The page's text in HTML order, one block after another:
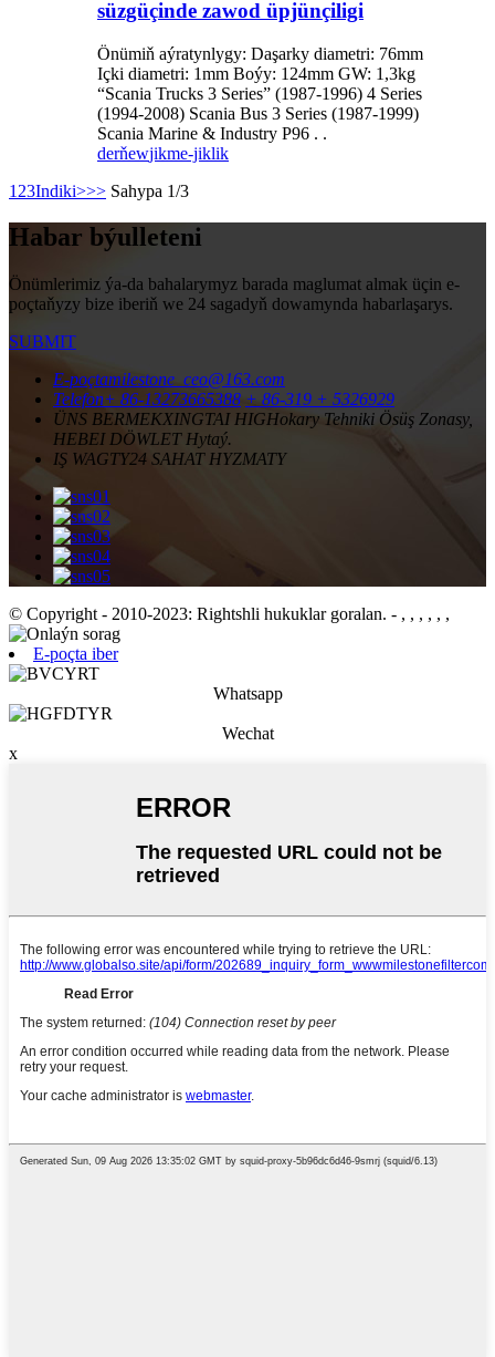
süzgüçinde zawod üpjünçiligi
Önümiň aýratynlygy: Daşarky diametri: 76mm
Içki diametri: 1mm Boýy: 124mm GW: 1,3kg
“Scania Trucks 3 Series” (1987-1996) 4 Series
(1994-2008) Scania Bus 3 Series (1987-1999)
Scania Marine & Industry P96 . .
derňewjikme-jiklik
1 23Indiki>>> Sahypa 1/3
Habar býulleteni
Önümlerimiz ýa-da bahalarymyz barada maglumat almak üçin e-
poçtaňyzy bize iberiň we 24 sagadyň dowamynda habarlaşarys.
SUBMIT
E-poçtamilestone_ceo@163.com
Telefon+ 86-13273665388 + 86-319 + 5326929
ÜNS BERMEKXINGTAI HIGHokary Tehniki Ösüş Zonasy,
HEBEI DÖWLET Hytaý.
IŞ WAGTY24 SAHAT HYZMATY
© Copyright - 2010-2023: Rightshli hukuklar goralan. - , , , , , ,
E-poçta iber
Whatsapp
Wechat
x